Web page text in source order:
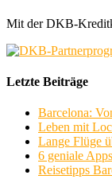
Mit der DKB-
Letzte Beiträge
Barcelona:
Leben mit
Lange Flüge
6 geniale
Reisetipps